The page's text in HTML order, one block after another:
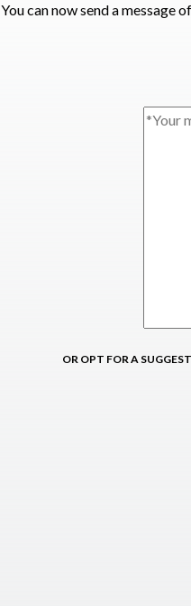
You can now send a message
OR OPT FOR A